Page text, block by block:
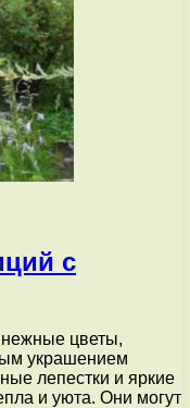
с
цветы,
украшением
лепестки и яркие
и уюта. Они могут